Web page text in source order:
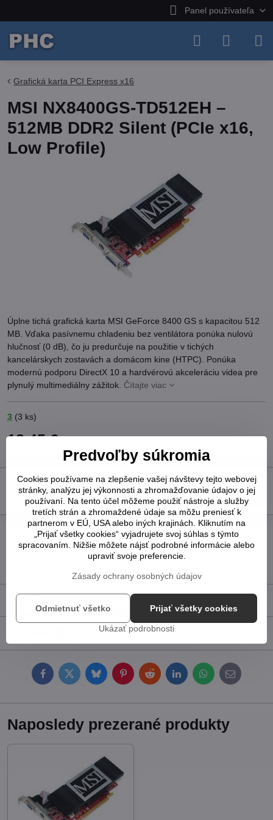
Panel používateľa
Grafická karta PCI Express x16
MSI NX8400GS-TD512EH –
512MB DDR2 Silent (PCIe x16,
Low Profile)
Úplne tichá grafická karta MSI GeForce 8400 GS s kapacitou 512
MB. Vďaka pasívnemu chladeniu bez ventilátora ponúka nulovú
hlučnosť (0 dB), čo ju predurčuje na použitie v tichých
kancelárskych zostavách a domácom kine (HTPC). Ponúka
modernú podporu DirectX 10 a hardvérovú akceleráciu videa pre
plynulý multimediálny zážitok. Čítajte viac
3 (3 ks)
18,45 €
Do košíka
Pridať k Obľúbeným Otázka k produktu
Strážny pes
Doručenia
Popis
FacebookTwitterBlueskyPinterestRedditLinkedInWhatsApp
E-
mail
Naposledy prezerané produkty
Predvoľby súkromia
Cookies používame na zlepšenie vašej návštevy tejto webovej
stránky, analýzu jej výkonnosti a zhromažďovanie údajov o jej
používaní. Na tento účel môžeme použiť nástroje a služby
tretích strán a zhromaždené údaje sa môžu preniesť k
partnerom v EÚ, USA alebo iných krajinách. Kliknutím na
„Prijať všetky cookies“ vyjadrujete svoj súhlas s týmto
spracovaním. Nižšie môžete nájsť podrobné informácie alebo
upraviť svoje preferencie.
Zásady ochrany osobných údajov
Ukázať podrobnosti
Prijať všetky cookies
Odmietnuť všetko